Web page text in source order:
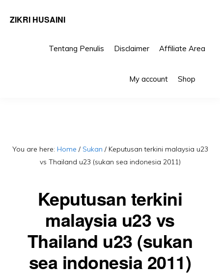
ZIKRI HUSAINI
Tentang Penulis Disclaimer Affiliate Area
My account Shop
You are here: Home / Sukan /Keputusan terkini malaysia u23
vs Thailand u23 (sukan sea indonesia 2011)
Keputusan terkini
malaysia u23 vs
Thailand u23 (sukan
sea indonesia 2011)